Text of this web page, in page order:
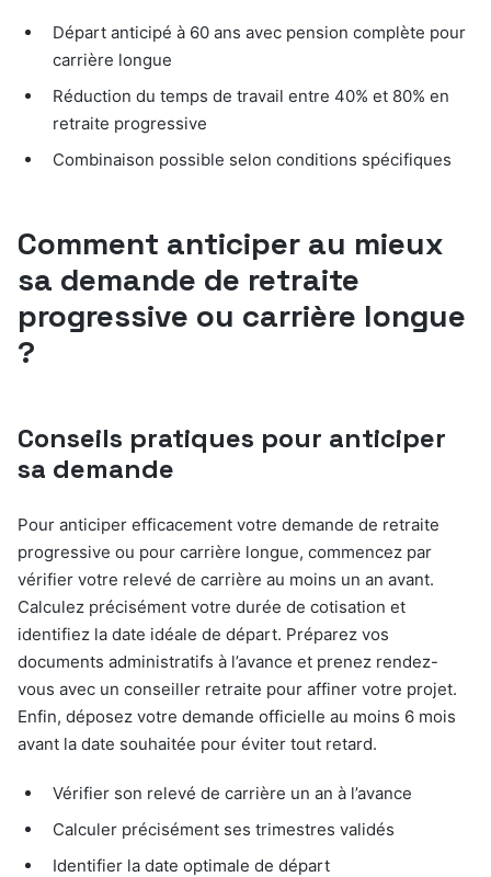
Départ anticipé à 60 ans avec pension complète pour
carrière longue
Réduction du temps de travail entre 40% et 80% en
retraite progressive
Combinaison possible selon conditions spécifiques
Comment anticiper au mieux
sa demande de retraite
progressive ou carrière longue
?
Conseils pratiques pour anticiper
sa demande
Pour anticiper efficacement votre demande de retraite
progressive ou pour carrière longue, commencez par
vérifier votre relevé de carrière au moins un an avant.
Calculez précisément votre durée de cotisation et
identifiez la date idéale de départ. Préparez vos
documents administratifs à l’avance et prenez rendez-
vous avec un conseiller retraite pour affiner votre projet.
Enfin, déposez votre demande officielle au moins 6 mois
avant la date souhaitée pour éviter tout retard.
Vérifier son relevé de carrière un an à l’avance
Calculer précisément ses trimestres validés
Identifier la date optimale de départ